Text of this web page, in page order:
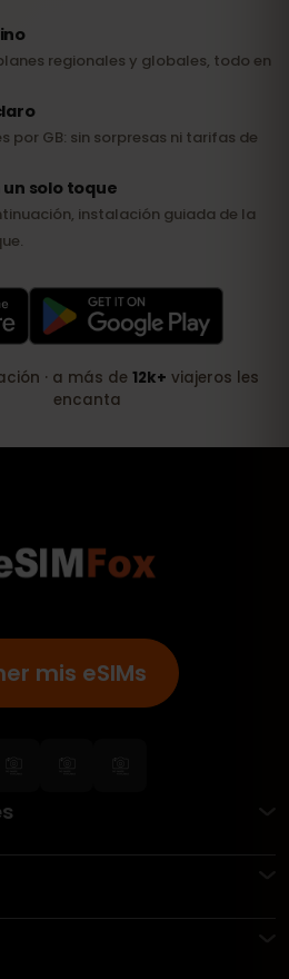
mis eSIMs